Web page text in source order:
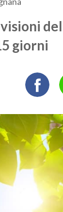
giorni